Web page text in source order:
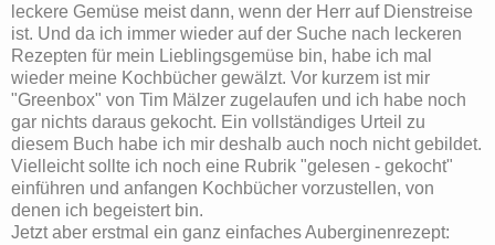
leckere Gemüse meist dann, wenn der Herr auf Dienstreise
ist. Und da ich immer wieder auf der Suche nach leckeren
Rezepten für mein Lieblingsgemüse bin, habe ich mal
wieder meine Kochbücher gewälzt. Vor kurzem ist mir
"Greenbox" von Tim Mälzer zugelaufen und ich habe noch
gar nichts daraus gekocht. Ein vollständiges Urteil zu
diesem Buch habe ich mir deshalb auch noch nicht gebildet.
Vielleicht sollte ich noch eine Rubrik "gelesen - gekocht"
einführen und anfangen Kochbücher vorzustellen, von
denen ich begeistert bin.
Jetzt aber erstmal ein ganz einfaches Auberginenrezept: